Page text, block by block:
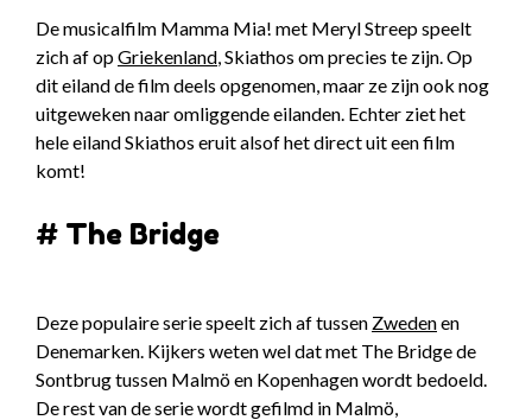
De musicalfilm Mamma Mia! met Meryl Streep speelt
zich af opGriekenland , Skiathos om precies te zijn. Op
dit eiland de film deels opgenomen, maar ze zijn ook nog
uitgeweken naar omliggende eilanden. Echter ziet het
hele eiland Skiathos eruit alsof het direct uit een film
komt!
# The Bridge
Deze populaire serie speelt zich af tussen Zwedenen
Denemarken. Kijkers weten wel dat met The Bridge de
Sontbrug tussen Malmö en Kopenhagen wordt bedoeld.
De rest van de serie wordt gefilmd in Malmö,